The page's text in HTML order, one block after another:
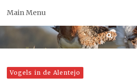
Main Menu
Vogels in de Alentejo